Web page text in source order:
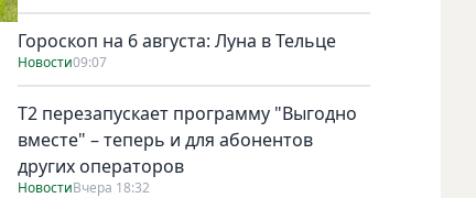
Гороскоп на 6 августа: Луна в Тельце
Новости09:07
Т2 перезапускает программу "Выгодно
вместе" – теперь и для абонентов
других операторов
НовостиВчера 18:32